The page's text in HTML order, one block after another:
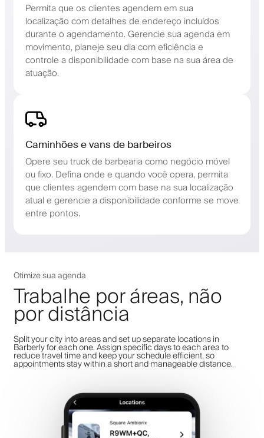
Permita que os clientes agendem em sua
localização com detalhes de endereço incluídos
durante o agendamento. Gerencie sua agenda em
movimento, planeje seu dia com eficiência e
controle a disponibilidade com base na sua área de
atuação.
Caminhões e vans de barbeiros
Opere seu truck de barbearia como negócio móvel
ou fixo. Defina onde e quando você opera, permita
que clientes agendem com base na sua localização
atual e gerencie a disponibilidade conforme se move
entre pontos.
Otimize sua agenda
Trabalhe por áreas, não
por distância
Split your city into areas and set up separate locations in
Barberly for each one. Assign specific days to each area to
reduce travel time and keep your schedule efficient, so
appointments stay within a short and manageable distance.